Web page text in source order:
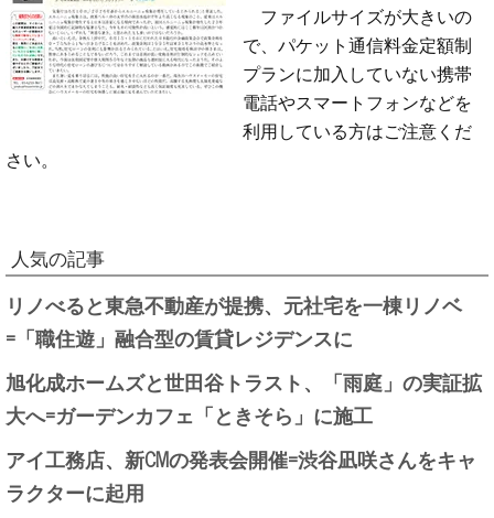
ファイルサイズが大きいの
で、パケット通信料金定額制
プランに加入していない携帯
電話やスマートフォンなどを
利用している方はご注意くだ
さい。
人気の記事
リノべると東急不動産が提携、元社宅を一棟リノベ
=「職住遊」融合型の賃貸レジデンスに
旭化成ホームズと世田谷トラスト、「雨庭」の実証拡
大へ=ガーデンカフェ「ときそら」に施工
アイ工務店、新CMの発表会開催=渋谷凪咲さんをキャ
ラクターに起用